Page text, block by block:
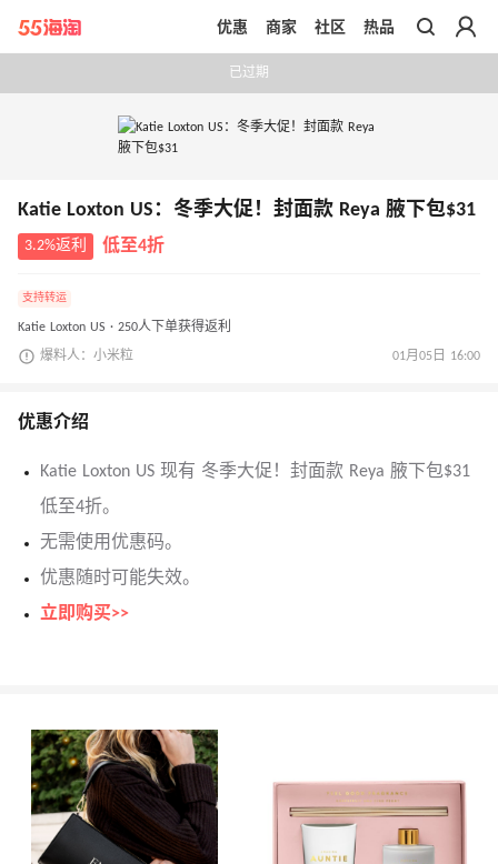
带你去官网买正品
优惠 商家 社区 热品
已过期
Katie Loxton US：冬季大促！封面款 Reya 腋下包$31
3.2%返利 低至4折
支持转运
Katie Loxton US · 250人下单获得返利
爆料人：小米粒 01月05日 16:00
优惠介绍
Katie Loxton US 现有 冬季大促！封面款 Reya 腋下包$31
低至4折。
无需使用优惠码。
优惠随时可能失效。
立即购买>>